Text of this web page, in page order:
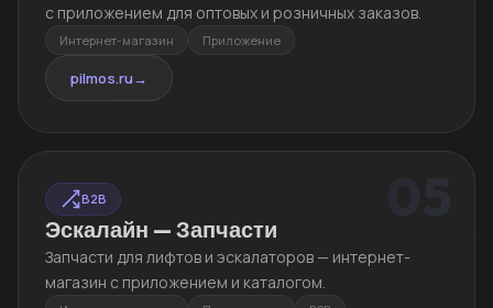
с приложением для оптовых и розничных заказов.
Интернет-магазин Приложение
pilmos.ru→
B2B
Эскалайн — Запчасти
Запчасти для лифтов и эскалаторов — интернет-
магазин с приложением и каталогом.